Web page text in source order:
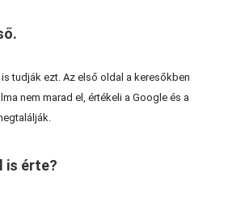
tudják ezt. Az első oldal a keresőkben
nem marad el, értékeli a Google és a
is érte?